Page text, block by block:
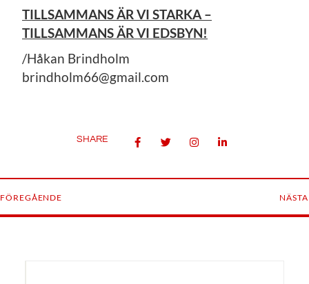
TILLSAMMANS ÄR VI STARKA –
TILLSAMMANS ÄR VI EDSBYN!
/Håkan Brindholm
brindholm66@gmail.com
SHARE
FÖREGÅENDE NÄSTA